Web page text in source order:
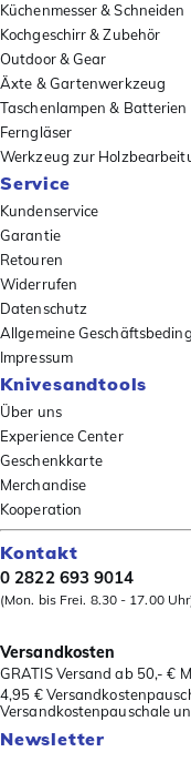
Küchenmesser & Schneiden
Kochgeschirr & Zubehör
Outdoor & Gear
Äxte & Gartenwerkzeug
Taschenlampen & Batterien
Ferngläser
Werkzeug zur
Service
Kundenservice
Garantie
Retouren
Widerrufen
Datenschutz
Allgemeine
Impressum
Knivesandtools
Über uns
Experience Center
Geschenkkarte
Merchandise
Kooperation
Kontakt
0 2822 693 9014
(Mon. bis Frei. 8.30 - 17.00
Versandkosten
GRATIS Versand ab 50,- €
4,95 €
Versandkostenpauschale
Newsletter